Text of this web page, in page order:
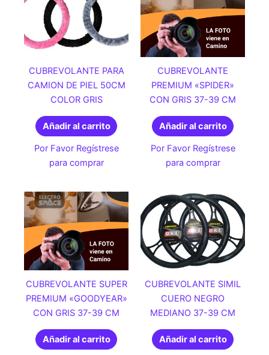
CUBREVOLANTE PARA
CAMION DE PIEL 50CM
COLOR GRIS
Añadir al carrito
Por Favor Regístrese
para comprar
CUBREVOLANTE
PREMIUM «SPIDER»
CON GRIS 37-39 CM
Añadir al carrito
Por Favor Regístrese
para comprar
CUBREVOLANTE SUPER
PREMIUM «GOODYEAR»
CON GRIS 37-39 CM
Añadir al carrito
CUBREVOLANTE SIMIL
CUERO NEGRO
MEDIANO 37-39 CM
Añadir al carrito